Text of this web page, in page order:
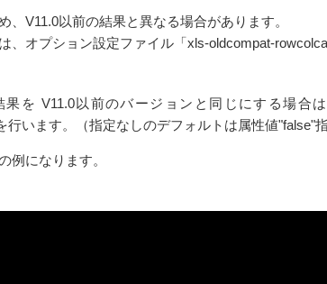
V11.0以前の結果と異なる場合があります。
、オプション設定ファイル「xls-oldcompat-
果を V11.0以前のバージョンと同じにする場合
います。（指定なしのデフォルトは属性値"false"
例になります。